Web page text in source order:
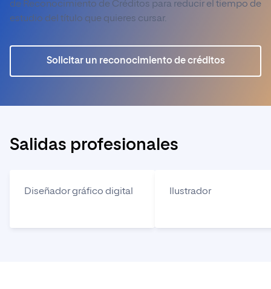
de Reconocimiento de Créditos para reducir el tiempo de
estudio del título que quieres cursar.
Solicitar un reconocimiento de créditos
Salidas profesionales
Diseñador gráfico digital Ilustrador